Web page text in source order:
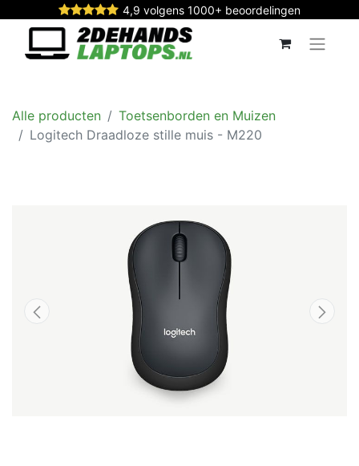
4,9 volgens 1000+ beoordelingen
Alle producten
Toetsenborden en Muizen
Logitech Draadloze stille muis - M220